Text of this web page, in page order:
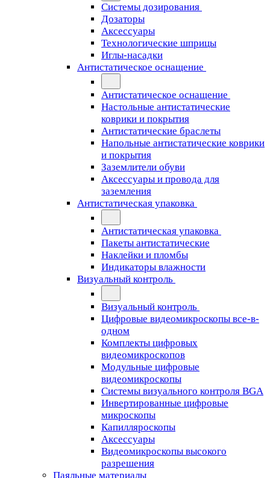
Системы дозирования
Дозаторы
Аксессуары
Технологические шприцы
Иглы-насадки
Антистатическое оснащение
Антистатическое оснащение
Настольные антистатические
коврики и покрытия
Антистатические браслеты
Напольные антистатические коврики
и покрытия
Заземлители обуви
Аксессуары и провода для
заземления
Антистатическая упаковка
Антистатическая упаковка
Пакеты антистатические
Наклейки и пломбы
Индикаторы влажности
Визуальный контроль
Визуальный контроль
Цифровые видеомикроскопы все-в-
одном
Комплекты цифровых
видеомикроскопов
Модульные цифровые
видеомикроскопы
Cистемы визуального контроля BGA
Инвертированные цифровые
микроскопы
Капилляроскопы
Аксессуары
Видеомикроскопы высокого
разрешения
Паяльные материалы